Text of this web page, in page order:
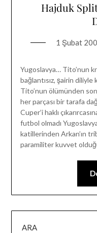
Hajduk
1 Şubat
Yugoslavya… Tito’nun
bağlantısız, şairin diliyle
Tito’nun ölümünden
her parçası bir tarafa
Cuper’i haklı
futbol olmadı
katillerinden Arkan’ın
paramiliter kuvvet
ARA